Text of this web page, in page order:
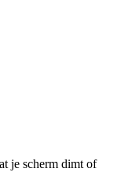
je scherm dimt of